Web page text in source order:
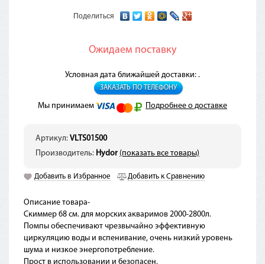
Поделиться
Ожидаем поставку
Условная дата ближайшей доставки: .
ЗАКАЗАТЬ ПО ТЕЛЕФОНУ
Мы принимаем Подробнее о доставке
Артикул: VLTS01500
Производитель: Hydor (показать все товары)
Добавить в Избранное Добавить к Сравнению
Описание товара-
Скиммер 68 см. для морских акваримов 2000-2800л.
Помпы обеспечивают чрезвычайно эффективную
циркуляцию воды и вспенивание, очень низкий уровень
шума и низкое энергопотребление.
Прост в использовании и безопасен.